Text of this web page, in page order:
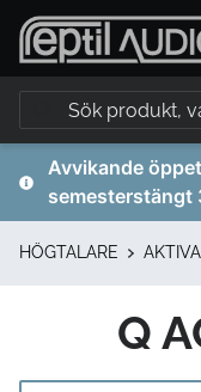
Avvikande
semesterstängt
HÖGTALARE
Q